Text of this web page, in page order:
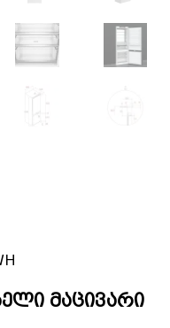
მაცივარი